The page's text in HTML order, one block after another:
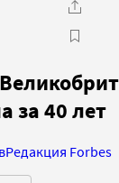
за 40 лет
Редакция Forbes